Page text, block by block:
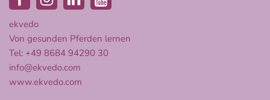
ekvedo
Von gesunden Pferden lernen
Tel: +49 8684 94290 30
info@ekvedo.com
www.ekvedo.com